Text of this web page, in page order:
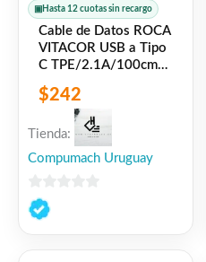
▣ Hasta 12 cuotas sin recargo
Cable de Datos ROCA
VITACOR USB a Tipo
C TPE/2.1A/100cm
Rojo
$242
Tienda:
Compumach Uruguay
0
de